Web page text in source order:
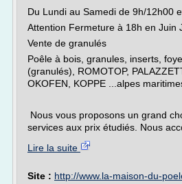
Du Lundi au Samedi de 9h/12h00
Attention Fermeture à 18h en Juin
Vente de granulés
Poêle à bois, granules, inserts,
(granulés), ROMOTOP,
OKOFEN, KOPPE ...alpes
Nous vous proposons un grand
services aux prix étudiés. Nous
Lire la suite
Site : http://www.la-maison-du-